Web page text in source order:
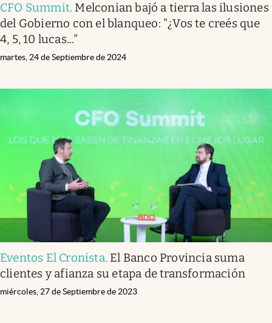
CFO Summit. Melconian bajó a tierra las ilusiones
del Gobierno con el blanqueo: "¿Vos te creés que
4, 5, 10 lucas..."
martes, 24 de Septiembre de 2024
Eventos El Cronista. El Banco Provincia suma
clientes y afianza su etapa de transformación
miércoles, 27 de Septiembre de 2023